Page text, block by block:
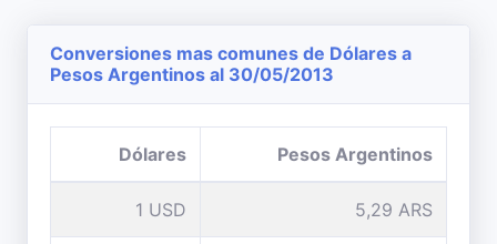
Conversiones mas comunes de Dólares a
Pesos Argentinos al 30/05/2013
Dólares Pesos Argentinos
1 USD 5,29 ARS